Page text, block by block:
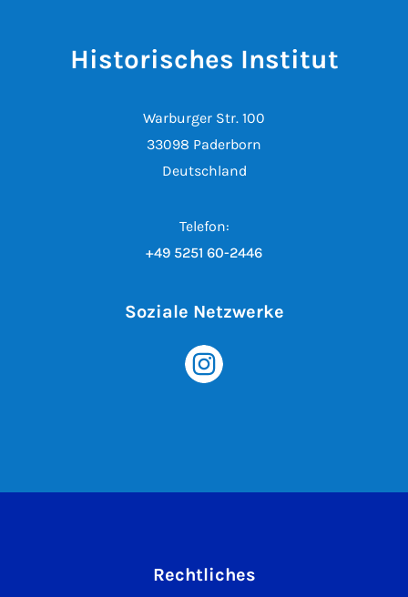
Historisches Institut
Warburger Str. 100
33098 Paderborn
Deutschland
Telefon:
+49 5251 60-2446
Soziale Netzwerke
Rechtliches